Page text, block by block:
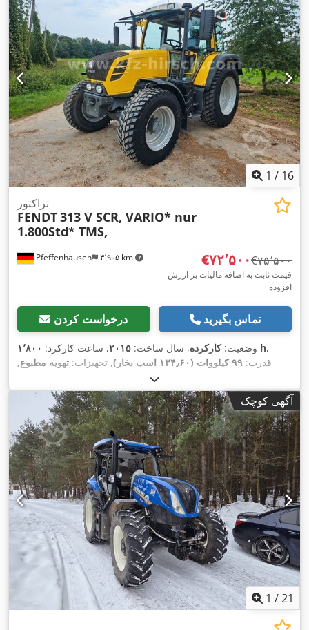
کابین روزانه, فاصله بین دو محور:۳٬۰۰۰ میلی‌متر دیگر,
کلاس انتشار:هیچ, تجهیزات:اتصال یدک‌کش, اِی‌بی‌اِس‎, تهویه مطبوع,
رایانه‌ی روی برد, فرمان هیدرولیک, چهار چرخ محرک, کابین,
1 / 16
Pfeffenhausen ۳٬۹۰۵ km
تراکتور
FENDT313 V SCR, VARIO* nur
1.800Std* TMS,
‎€۷۲٬۵۰۰ ‎€۷۵٬۵۰۰
قیمت ثابت به اضافه مالیات بر ارزش
افزوده
درخواست کردن تماس بگیرید
وضعیت:کارکرده, سال ساخت: ۲۰۱۵, ساعت کارکرد: ۱٬۸۰۰ h,
قدرت: ۹۹ کیلووات (۱۳۴٫۶۰ اسب بخار) , تجهیزات: تهویه مطبوع,
آگهی کوچک
1 /21